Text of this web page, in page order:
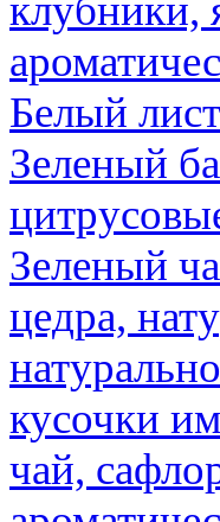
клубники,
Белый
Зеленый
Зеленый
цедра,
кусочки
чай,